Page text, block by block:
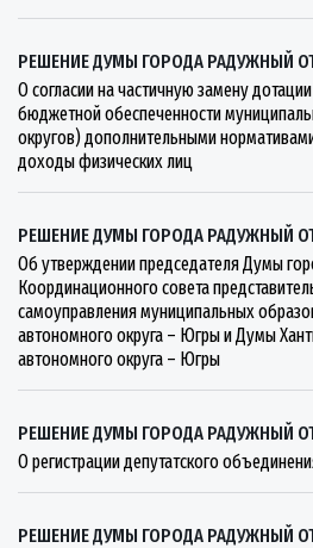
РЕШЕНИЕ ДУМЫ ГОРОДА РАДУЖНЫЙ
О согласии на частичную замену
бюджетной обеспеченности
округов) дополнительными нормативами
доходы физических лиц
РЕШЕНИЕ ДУМЫ ГОРОДА РАДУЖНЫЙ
Об утверждении председателя Думы
Координационного совета
самоуправления муниципальных
автономного округа – Югры и Думы
автономного округа – Югры
РЕШЕНИЕ ДУМЫ ГОРОДА РАДУЖНЫЙ
О регистрации депутатского
РЕШЕНИЕ ДУМЫ ГОРОДА РАДУЖНЫЙ